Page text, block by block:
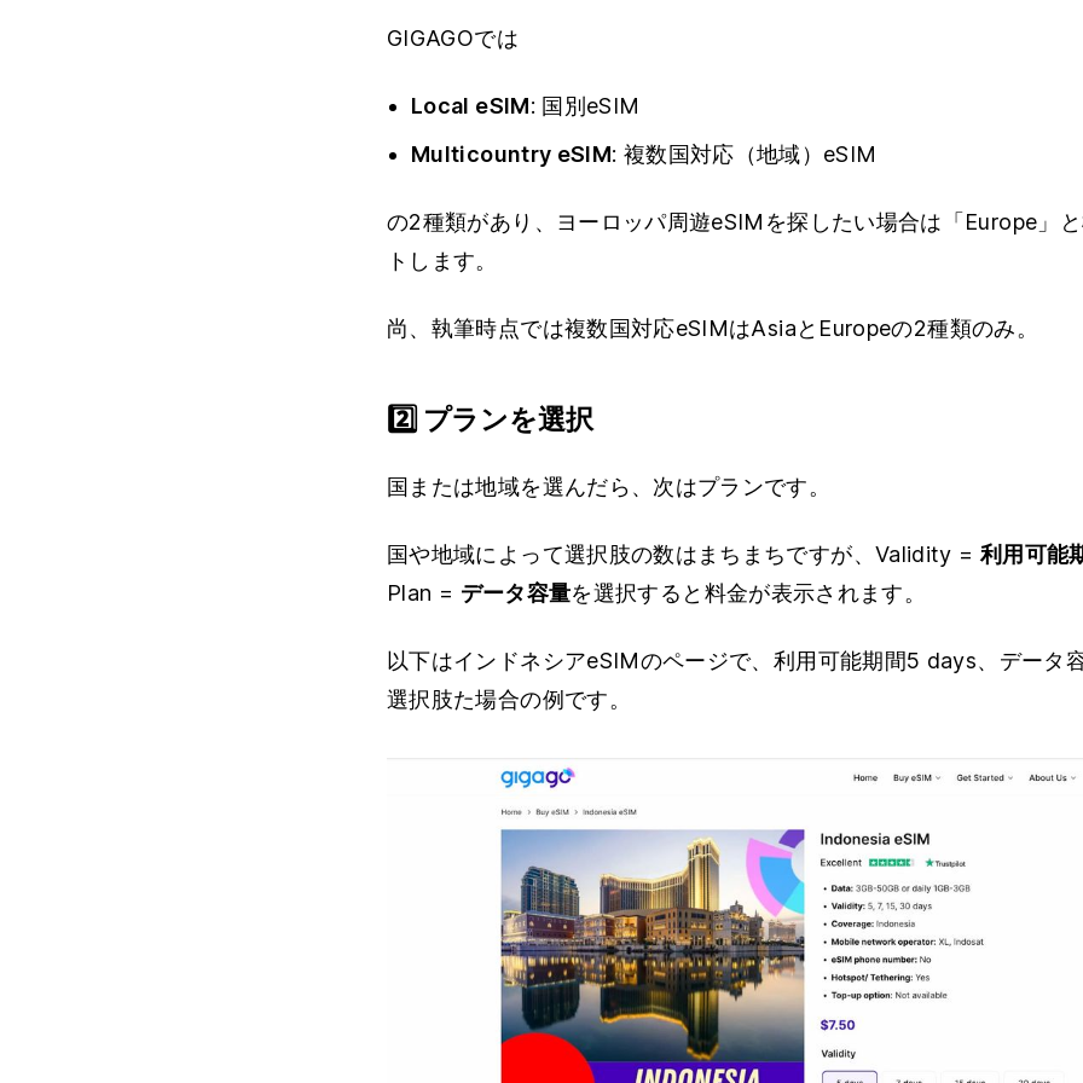
GIGAGOでは
Local eSIM: 国別eSIM
Multicountry eSIM: 複数国対応（地域）eSIM
の2種類があり、ヨーロッパ周遊eSIMを探したい場合は「Europe」
トします。
尚、執筆時点では複数国対応eSIMはAsiaとEuropeの2種類のみ。
2️⃣ プランを選択
国または地域を選んだら、次はプランです。
国や地域によって選択肢の数はまちまちですが、Validity =利用可能
Plan = データ容量を選択すると料金が表示されます。
以下はインドネシアeSIMのページで、利用可能期間5 days、データ
選択肢た場合の例です。